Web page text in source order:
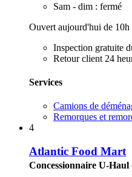
Sam - dim : fermé
Ouvert aujourd'hui de 10h
Inspection gratuite
Retour client 24
Services
Camions de
Remorques et
4
Atlantic Food Mart
Concessionnaire U-Haul